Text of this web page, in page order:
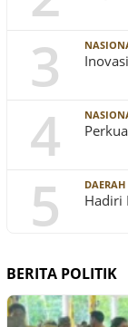
3
4
5 DAERAH
Hadiri
BERITA POLITIK